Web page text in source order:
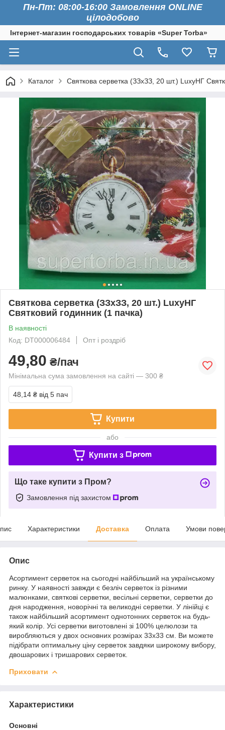
Пн-Пт: 08:00-16:00 Замовлення ONLINE
цілодобово
Інтернет-магазин господарських товарів «Super Torba»
Каталог Святкова серветка (ЗЗхЗЗ, 20 шт.) LuxyНГ
Святкова серветка (ЗЗхЗЗ, 20 шт.) LuxyНГ
Святковий годинник (1 пачка)
В наявності
Код: DT000006484
Опт і роздріб
49,80 ₴/пач
Мінімальна сума замовлення на сайті — 300 ₴
48,14 ₴ від 5 пач
Купити
або
Купити з
Що таке купити з Пром?
Замовлення під захистом
Характеристики Доставка Оплата Умови
Опис
Асортимент серветок на сьогодні найбільший на українському
ринку. У наявності завжди є безліч серветок із різними
малюнками, святкові серветки, весільні серветки, серветки до
дня народження, новорічні та великодні серветки. У лінійці є
також найбільший асортимент однотонних серветок на будь-
який колір. Усі серветки виготовлені зі 100% целюлози та
виробляються у двох основних розмірах 33х33 см. Ви можете
підібрати оптимальну ціну серветок завдяки широкому вибору,
двошарових і тришарових серветок.
Приховати
Характеристики
Основні